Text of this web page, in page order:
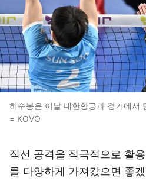
허수봉은 이날 대한항공과 경기에서
= KOVO
직선 공격을 적극적으로 활
를 다양하게 가져갔으면 좋